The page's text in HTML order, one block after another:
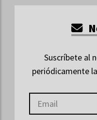
Suscríbete al
periódicamente